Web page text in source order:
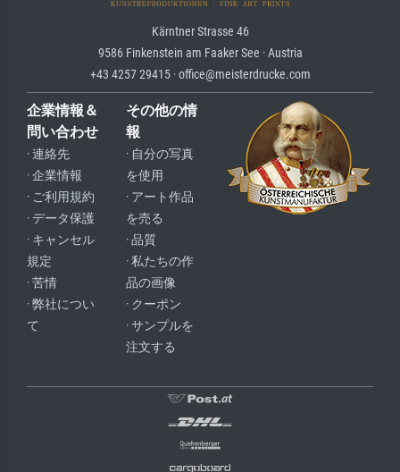
Kärntner Strasse 46
9586 Finkenstein am Faaker See · Austria
+43 4257 29415 · office@meisterdrucke.com
企業情報＆
問い合わせ
· 連絡先
· 企業情報
· ご利用規約
· データ保護
· キャンセル
規定
· 苦情
· 弊社につい
て
その他の情
報
· 自分の写真
を使用
· アート作品
を売る
· 品質
· 私たちの作
品の画像
· クーポン
· サンプルを
注文する